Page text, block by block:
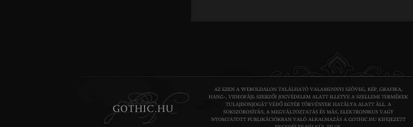
https://www.facebook.com/pages/Band-In-The-Pit/125878387618009?
SZABADTÉR :
19.00 : Bass - o - Matic ( Experimental )
https://www.facebook.com/bassomatic1976?fref=ts
19.40: ExYou / Szerbia ( Noise jazz- rock )